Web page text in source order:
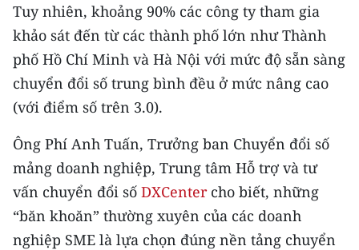
Infographic
TIN MỚI
TIN ĐỊA PHƯƠNG
Trung du và miền núi phía Bắc
Đồng bằng sông Hồng
Bắc Trung Bộ
Duyên hải Nam Trung Bộ và Tây
Tuy nhiên, khoảng 90% các công ty tham gia
khảo sát đến từ các thành phố lớn như Thành
phố Hồ Chí Minh và Hà Nội với mức độ sẵn sàng
chuyển đổi số trung bình đều ở mức nâng cao
(với điểm số trên 3.0).
Ông Phí Anh Tuấn, Trưởng ban Chuyển đổi số
mảng doanh nghiệp, Trung tâm Hỗ trợ và tư
vấn chuyển đổi số DXCentercho biết, những
“băn khoăn” thường xuyên của các doanh
nghiệp SME là lựa chọn đúng nền tảng chuyển